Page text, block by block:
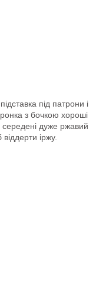
під патрони і
з бочкою хороші
дуже ржавий
іржу.